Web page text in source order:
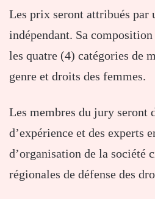
Les prix seront attribués par
indépendant. Sa
les quatre (4) catégories de
genre et droits des femmes.
Les membres du jury seront
d’expérience et des experts
d’organisation de la société
régionales de défense des